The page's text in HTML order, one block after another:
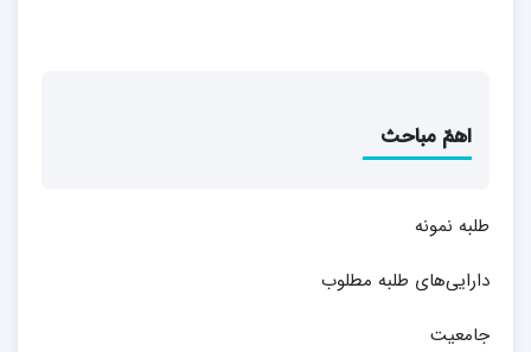
اهمّ مباحث
طلبه نمونه
دارایی‌های طلبه مطلوب
جامعیت